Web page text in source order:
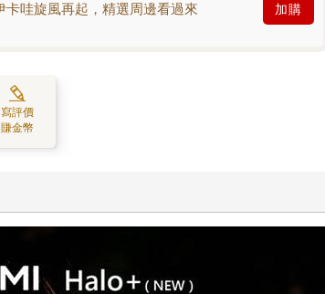
哇旋風再起，精選周邊看過來 加購
寫評價
賺金幣